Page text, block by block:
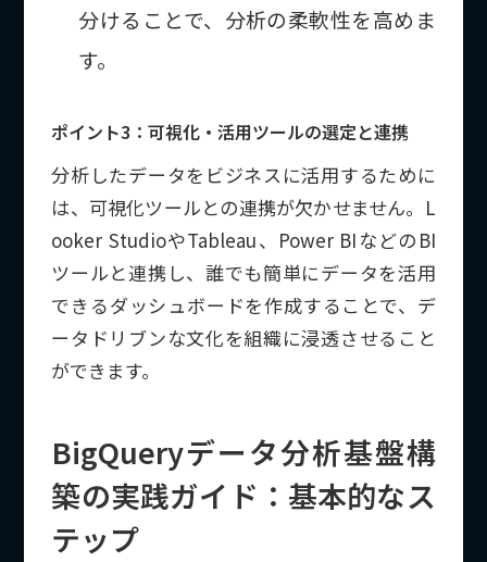
分けることで、分析の柔軟性を高めま
す。
ポイント3：可視化・活用ツールの選定と連携
分析したデータをビジネスに活用するために
は、可視化ツールとの連携が欠かせません。L
ooker StudioやTableau、Power BIなどのBI
ツールと連携し、誰でも簡単にデータを活用
できるダッシュボードを作成することで、デ
ータドリブンな文化を組織に浸透させること
ができます。
BigQueryデータ分析基盤構
築の実践ガイド：基本的なス
テップ